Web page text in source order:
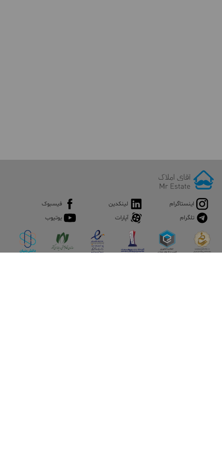
اینستاگرام لینکدین
فیسبوک
تلگرام
آپارات یوتیوب